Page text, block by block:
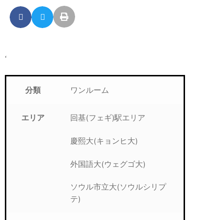
‘
分類 ワンルーム
エリア 回基(フェギ)駅エリア
慶熙大(キョンヒ大)
外国語大(ウェグゴ大)
ソウル市立大(ソウルシリプ
テ)